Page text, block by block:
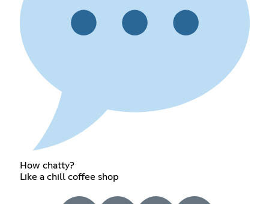
How chatty?
Like a chill coffee shop